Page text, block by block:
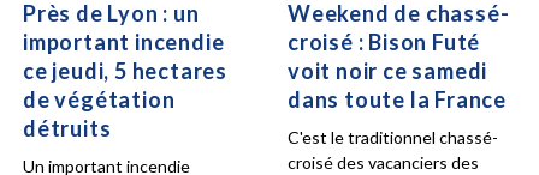
Près de Lyon : un
important incendie
ce jeudi, 5 hectares
de végétation
détruits
Un important incendie
Weekend de chassé-
croisé : Bison Futé
voit noir ce samedi
dans toute la France
C'est le traditionnel chassé-
croisé des vacanciers des